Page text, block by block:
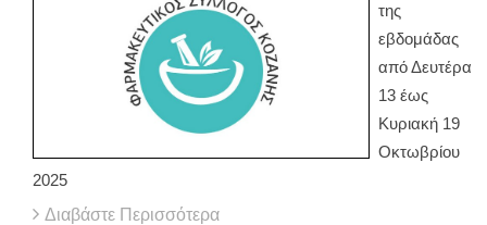
της
εβδομάδας
από Δευτέρα
13 έως
Κυριακή 19
Οκτωβρίου
2025
Διαβάστε Περισσότερα